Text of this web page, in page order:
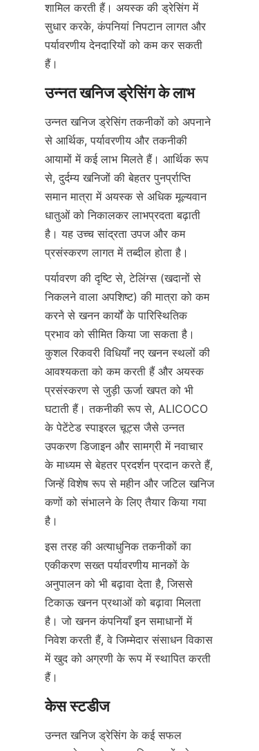
शामिल करती हैं। अयस्क की ड्रेसिंग में
सुधार करके, कंपनियां निपटान लागत और
पर्यावरणीय देनदारियों को कम कर सकती
उन्नत खनिज ड्रेसिंग तकनीकों को अपनाने
से आर्थिक, पर्यावरणीय और तकनीकी
आयामों में कई लाभ मिलते हैं। आर्थिक रूप
से, दुर्दम्य खनिजों की बेहतर पुनर्प्राप्ति
समान मात्रा में अयस्क से अधिक मूल्यवान
धातुओं को निकालकर लाभप्रदता बढ़ाती
है। यह उच्च सांद्रता उपज और कम
पर्यावरण की दृष्टि से, टेलिंग्स (खदानों से
निकलने वाला अपशिष्ट) की मात्रा को कम
करने से खनन कार्यों के पारिस्थितिक
प्रभाव को सीमित किया जा सकता है।
कुशल रिकवरी विधियाँ नए खनन स्थलों की
आवश्यकता को कम करती हैं और अयस्क
प्रसंस्करण से जुड़ी ऊर्जा खपत को भी
घटाती हैं। तकनीकी रूप से, ALICOCO
के पेटेंटेड स्पाइरल चूट्स जैसे उन्नत
उपकरण डिजाइन और सामग्री में नवाचार
के माध्यम से बेहतर प्रदर्शन प्रदान करते हैं,
जिन्हें विशेष रूप से महीन और जटिल खनिज
कणों को संभालने के लिए तैयार किया गया
इस तरह की अत्याधुनिक तकनीकों का
एकीकरण सख्त पर्यावरणीय मानकों के
अनुपालन को भी बढ़ावा देता है, जिससे
टिकाऊ खनन प्रथाओं को बढ़ावा मिलता
है। जो खनन कंपनियाँ इन समाधानों में
निवेश करती हैं, वे जिम्मेदार संसाधन विकास
में खुद को अग्रणी के रूप में स्थापित करती
उन्नत खनिज ड्रेसिंग के कई सफल